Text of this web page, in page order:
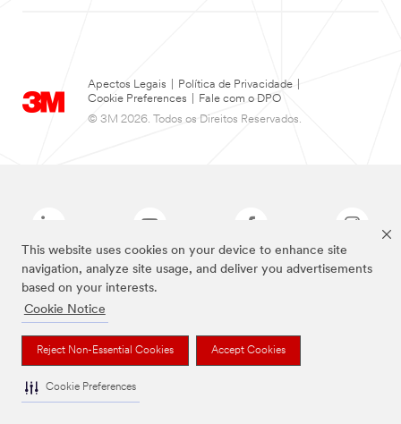
This website uses cookies on your device to enhance site
navigation, analyze site usage, and deliver you advertisements
based on your interests.
Cookie Notice
Reject Non-Essential Cookies Accept Cookies
Cookie Preferences
Apectos Legais Política de Privacidade
Cookie Preferences
Fale com o DPO
© 3M 2026. Todos os Direitos Reservados.
As marcas listadas a cima são marcas comerciais da 3M.